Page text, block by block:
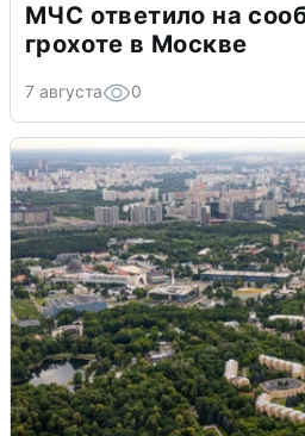
МЧС ответило на
грохоте в Москве
7 августа 0